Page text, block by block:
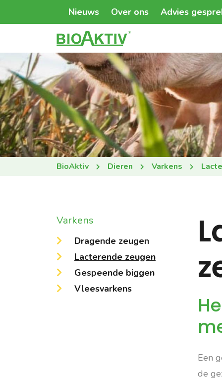
Nieuws Over ons Advies
BioAktiv Dieren Varkens
Varkens
Dragende zeugen
Lacterende zeugen
Gespeende biggen
Vleesvarkens
Een
de